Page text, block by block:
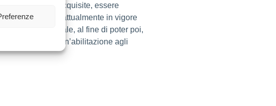
e competenze acquisite, essere
legislativi attualmente in vigore
di verifica finale, al fine di poter poi,
è fornire un’abilitazione agli